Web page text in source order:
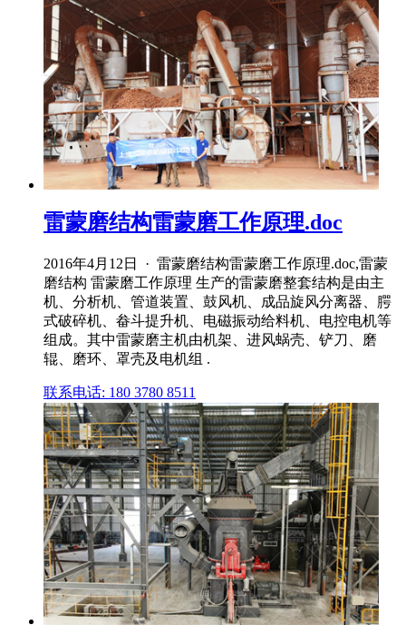
雷蒙磨结构雷蒙磨工作原理.doc
2016年4月12日 · 雷蒙磨结构雷蒙磨工作原理.doc,雷蒙
磨结构 雷蒙磨工作原理 生产的雷蒙磨整套结构是由主
机、分析机、管道装置、鼓风机、成品旋风分离器、腭
式破碎机、畚斗提升机、电磁振动给料机、电控电机等
组成。其中雷蒙磨主机由机架、进风蜗壳、铲刀、磨
辊、磨环、罩壳及电机组 .
联系电话: 180 3780 8511